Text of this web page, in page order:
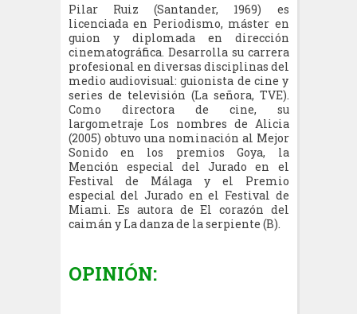
Pilar Ruiz (Santander, 1969) es
licenciada en Periodismo, máster en
guion y diplomada en dirección
cinematográfica. Desarrolla su carrera
profesional en diversas disciplinas del
medio audiovisual: guionista de cine y
series de televisión (La señora, TVE).
Como directora de cine, su
largometraje Los nombres de Alicia
(2005) obtuvo una nominación al Mejor
Sonido en los premios Goya, la
Mención especial del Jurado en el
Festival de Málaga y el Premio
especial del Jurado en el Festival de
Miami. Es autora de El corazón del
caimán y La danza de la serpiente (B).
OPINIÓN: